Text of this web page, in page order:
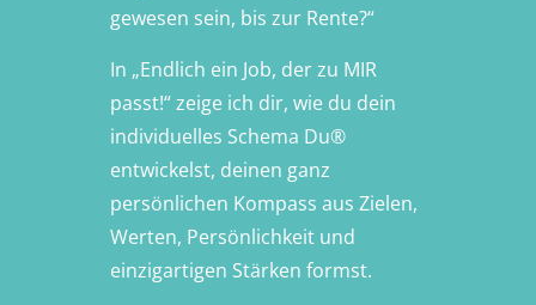
gewesen sein, bis zur Rente?“
In „Endlich ein Job, der zu MIR
passt!“ zeige ich dir, wie du dein
individuelles Schema Du®
entwickelst, deinen ganz
persönlichen Kompass aus Zielen,
Werten, Persönlichkeit und
einzigartigen Stärken formst.